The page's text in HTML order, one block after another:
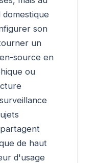
son
un
source en
ou
de haut
d'usage